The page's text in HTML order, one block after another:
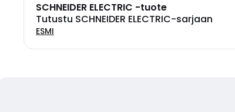
SCHNEIDER ELECTRIC -tuote
Tutustu SCHNEIDER ELECTRIC-sarjaan
ESMI